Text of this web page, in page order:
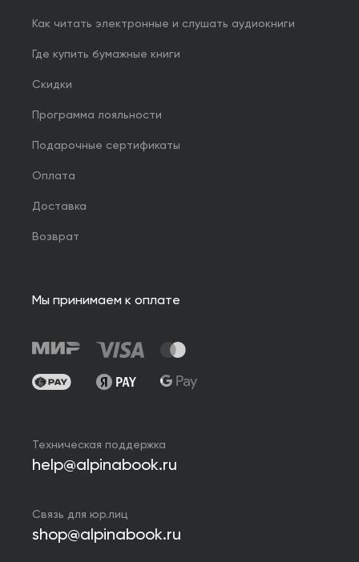
Как читать электронные и слушать аудиокниги
Где купить бумажные книги
Скидки
Программа лояльности
Подарочные сертификаты
Оплата
Доставка
Возврат
Мы принимаем к оплате
Техническая поддержка
help@alpinabook.ru
Связь для юр.лиц
shop@alpinabook.ru